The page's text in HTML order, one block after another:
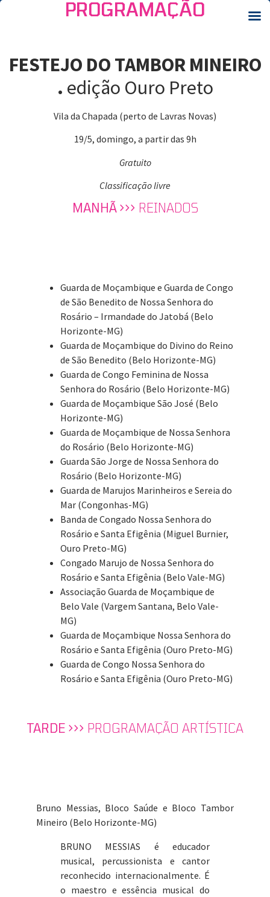
PROGRAMAÇÃO
FESTEJO DO TAMBOR MINEIRO
. edição Ouro Preto
Vila da Chapada (perto de Lavras Novas)
19/5, domingo, a partir das 9h
Gratuito
Classificação livre
MANHÃ >>> REINADOS
Guarda de Moçambique e Guarda de Congo
de São Benedito de Nossa Senhora do
Rosário – Irmandade do Jatobá (Belo
Horizonte-MG)
Guarda de Moçambique do Divino do Reino
de São Benedito (Belo Horizonte-MG)
Guarda de Congo Feminina de Nossa
Senhora do Rosário (Belo Horizonte-MG)
Guarda de Moçambique São José (Belo
Horizonte-MG)
Guarda de Moçambique de Nossa Senhora
do Rosário (Belo Horizonte-MG)
Guarda São Jorge de Nossa Senhora do
Rosário (Belo Horizonte-MG)
Guarda de Marujos Marinheiros e Sereia do
Mar (Congonhas-MG)
Banda de Congado Nossa Senhora do
Rosário e Santa Efigênia (Miguel Burnier,
Ouro Preto-MG)
Congado Marujo de Nossa Senhora do
Rosário e Santa Efigênia (Belo Vale-MG)
Associação Guarda de Moçambique de
Belo Vale (Vargem Santana, Belo Vale-
MG)
Guarda de Moçambique Nossa Senhora do
Rosário e Santa Efigênia (Ouro Preto-MG)
Guarda de Congo Nossa Senhora do
Rosário e Santa Efigênia (Ouro Preto-MG)
TARDE >>> PROGRAMAÇÃO ARTÍSTICA
Bruno Messias, Bloco Saúde e Bloco Tambor
Mineiro (Belo Horizonte-MG)
BRUNO MESSIAS é educador
musical, percussionista e cantor
reconhecido internacionalmente. É
o maestro e essência musical do